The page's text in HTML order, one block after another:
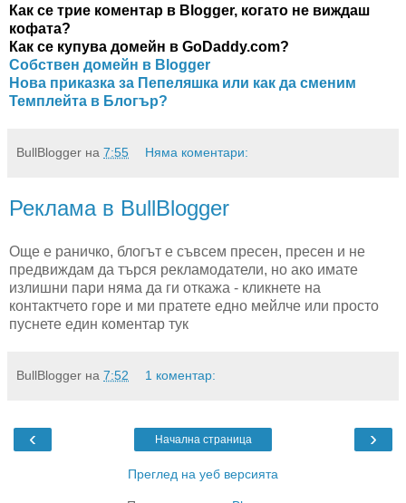
Как се трие коментар в Blogger, когато не виждаш
кофата?
Как се купува домейн в GoDaddy.com?
Собствен домейн в Blogger
Нова приказка за Пепеляшка или как да сменим
Темплейта в Блогър?
BullBlogger на 7:55 Няма коментари:
Реклама в BullBlogger
Още е раничко, блогът е съвсем пресен, пресен и не
предвиждам да търся рекламодатели, но ако имате
излишни пари няма да ги откажа - кликнете на
контактчето горе и ми пратете едно мейлче или просто
пуснете един коментар тук
BullBlogger на 7:52 1 коментар:
‹ ›
Начална страница
Преглед на уеб версията